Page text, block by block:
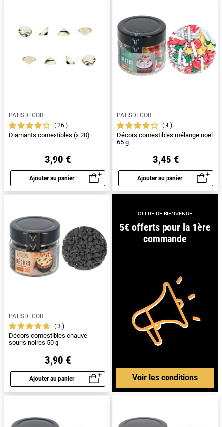
PATISDECOR
26
Diamants comestibles (x 20)
3,90 €
Ajouter au panier
Aperçu rapide
PATISDECOR
4
Décors comestibles mélange noël
65 g
3,45 €
Ajouter au panier
Aperçu rapide
PATISDECOR
3
Décors comestibles chauve-
souris noires 50 g
3,90 €
Ajouter au panier
Aperçu rapide
OFFRE DE BIENVENUE
5€ offerts pour la 1ère
commande
Voir les conditions